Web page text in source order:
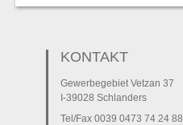
KONTAKT
Gewerbegebiet Vetzan 37
I-39028 Schlanders
Tel/Fax 0039 0473 74 24 88